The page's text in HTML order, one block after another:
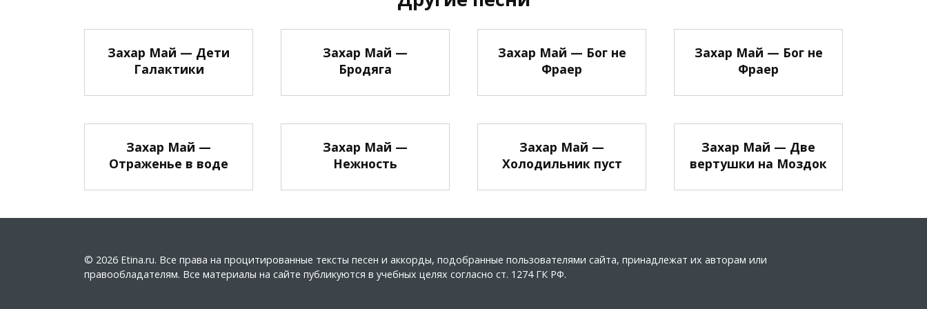
Захар Май — Дети
Галактики
Захар Май —
Бродяга
Захар Май — Бог не
Фраер
Захар Май — Бог не
Фраер
Захар Май —
Отраженье в воде
Захар Май —
Нежность
Захар Май —
Холодильник пуст
Захар Май — Две
вертушки на Моздок
© 2026 Etina.ru. Все права на процитированные тексты песен и аккорды, подобранные пользователями сайта, принадлежат их авторам или
правообладателям. Все материалы на сайте публикуются в учебных целях согласно ст. 1274 ГК РФ.